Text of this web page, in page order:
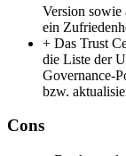
Version sowie
ein
+ Das Trust
die Liste der
Governance-
bzw.
Cons